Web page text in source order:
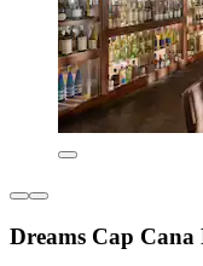
Dreams Cap